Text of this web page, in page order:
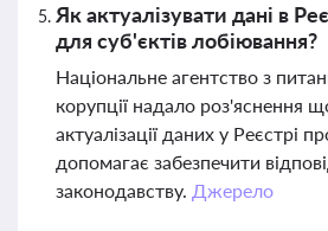
Як актуалізувати дані в
для суб'єктів лобіювання?
Національне агентство з
корупції надало роз'яснення
актуалізації даних у Реєстрі
допомагає забезпечити
законодавству. Джерело